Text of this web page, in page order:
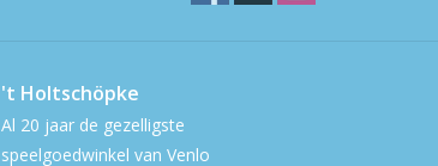
't Holtschöpke
Al 20 jaar de gezelligste
speelgoedwinkel van Venlo